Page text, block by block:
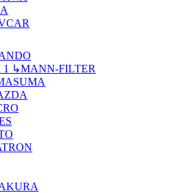
↳MANN-FILTER